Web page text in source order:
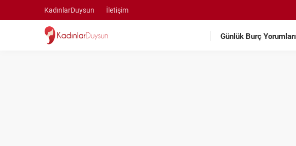
KadınlarDuysun İletişim
Günlük Burç Yorumları